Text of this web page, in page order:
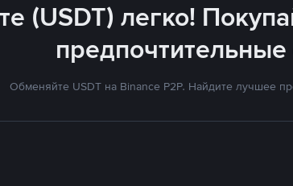
(USDT) легко!
Обменяйте USDT на Binance P2P. Найдите лучшее